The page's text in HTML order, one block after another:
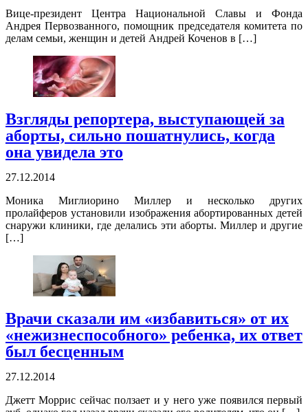
Вице-президент Центра Национальной Славы и Фонда
Андрея Первозванного, помощник председателя комитета по
делам семьи, женщин и детей Андрей Коченов в […]
Взгляды репортера, выступающей за
аборты, сильно пошатнулись, когда
она увидела это
27.12.2014
Моника Миглиорино Миллер и несколько других
пролайферов установили изображения абортированных детей
снаружи клиники, где делались эти аборты. Миллер и другие
[…]
Врачи сказали им «избавиться» от их
«нежизнеспособного» ребенка, их ответ
был бесценным
27.12.2014
Джетт Моррис сейчас ползает и у него уже появился первый